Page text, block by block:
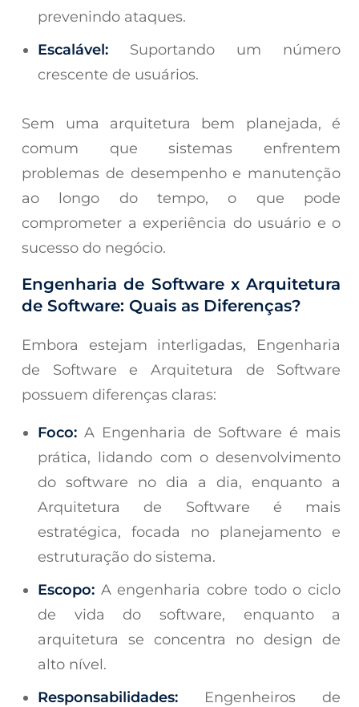
prevenindo ataques.
Escalável: Suportando um número
crescente de usuários.
Sem uma arquitetura bem planejada, é
comum que sistemas enfrentem
problemas de desempenho e manutenção
ao longo do tempo, o que pode
comprometer a experiência do usuário e o
sucesso do negócio.
Engenharia de Software x Arquitetura
de Software: Quais as Diferenças?
Embora estejam interligadas, Engenharia
de Software e Arquitetura de Software
possuem diferenças claras:
Foco: A Engenharia de Software é mais
prática, lidando com o desenvolvimento
do software no dia a dia, enquanto a
Arquitetura de Software é mais
estratégica, focada no planejamento e
estruturação do sistema.
Escopo: A engenharia cobre todo o ciclo
de vida do software, enquanto a
arquitetura se concentra no design de
alto nível.
Responsabilidades: Engenheiros de